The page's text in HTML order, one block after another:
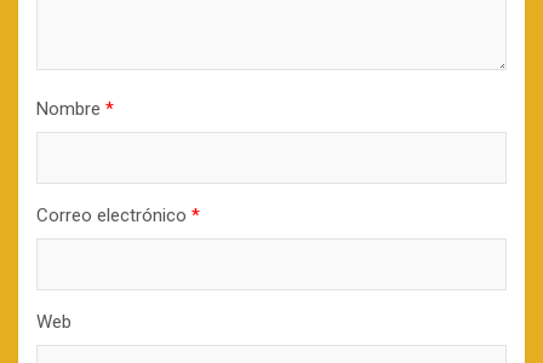
Nombre *
Correo electrónico *
Web